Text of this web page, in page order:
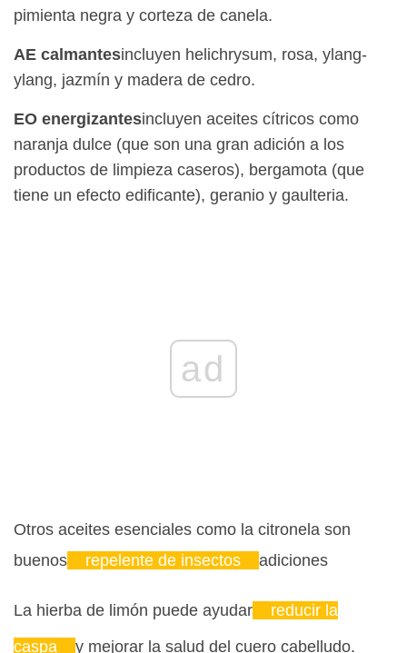
pimienta negra y corteza de canela.
AE calmantesincluyen helichrysum, rosa, ylang-
ylang, jazmín y madera de cedro.
EO energizantesincluyen aceites cítricos como
naranja dulce (que son una gran adición a los
productos de limpieza caseros), bergamota (que
tiene un efecto edificante), geranio y gaulteria.
ad
Otros aceites esenciales como la citronela son
buenos
repelente de insectos adiciones
La hierba de limón puede ayudar
reducir la
caspa
y mejorar la salud del cuero cabelludo.